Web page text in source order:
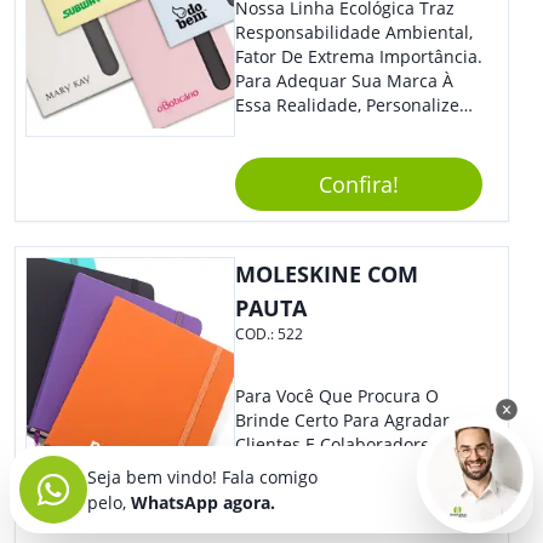
Nossa Linha Ecológica Traz
Responsabilidade Ambiental,
Fator De Extrema Importância.
Para Adequar Sua Marca À
Essa Realidade, Personalize
Anotações Com Post-It E
Caneta. Elaborado A Partir De
Material Reciclado, O Brinde
Também É Prático, Tornando-
Se Assim Excelente Para Uso
Cotidiano. Perfeito, Não É?!
Confira!
MOLESKINE COM
PAUTA
COD.:522
Para Você Que Procura O
Brinde Certo Para Agradar
Clientes E Colaboradores,
Nosso Moleskine Sem Dúvidas
É O Ideal, Pois Além Da
Praticidade, Pode Ser
Seja bem vindo! Fala comigo
pelo, WhatsApp agora.